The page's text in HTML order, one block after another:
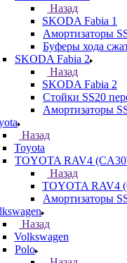
Назад
SKODA Fabia 1
Амортизаторы
Буферы хода
SKODA Fabia 2
Назад
SKODA Fabia 2
Стойки SS20
Амортизаторы
Назад
Toyota
TOYOTA RAV4
Назад
TOYOTA RAV4
Амортизаторы
Назад
Volkswagen
Polo